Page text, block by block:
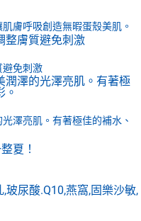
膚呼吸創造無暇蛋殼美肌。
避免刺激
澤亮肌。有著極佳的補水、